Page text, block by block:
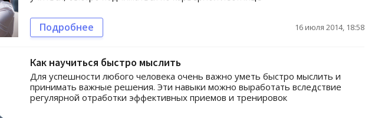
Подробнее 16 июля 2014, 18:58
Как научиться быстро мыслить
Для успешности любого человека очень важно уметь быстро мыслить и
принимать важные решения. Эти навыки можно выработать вследствие
регулярной отработки эффективных приемов и тренировок